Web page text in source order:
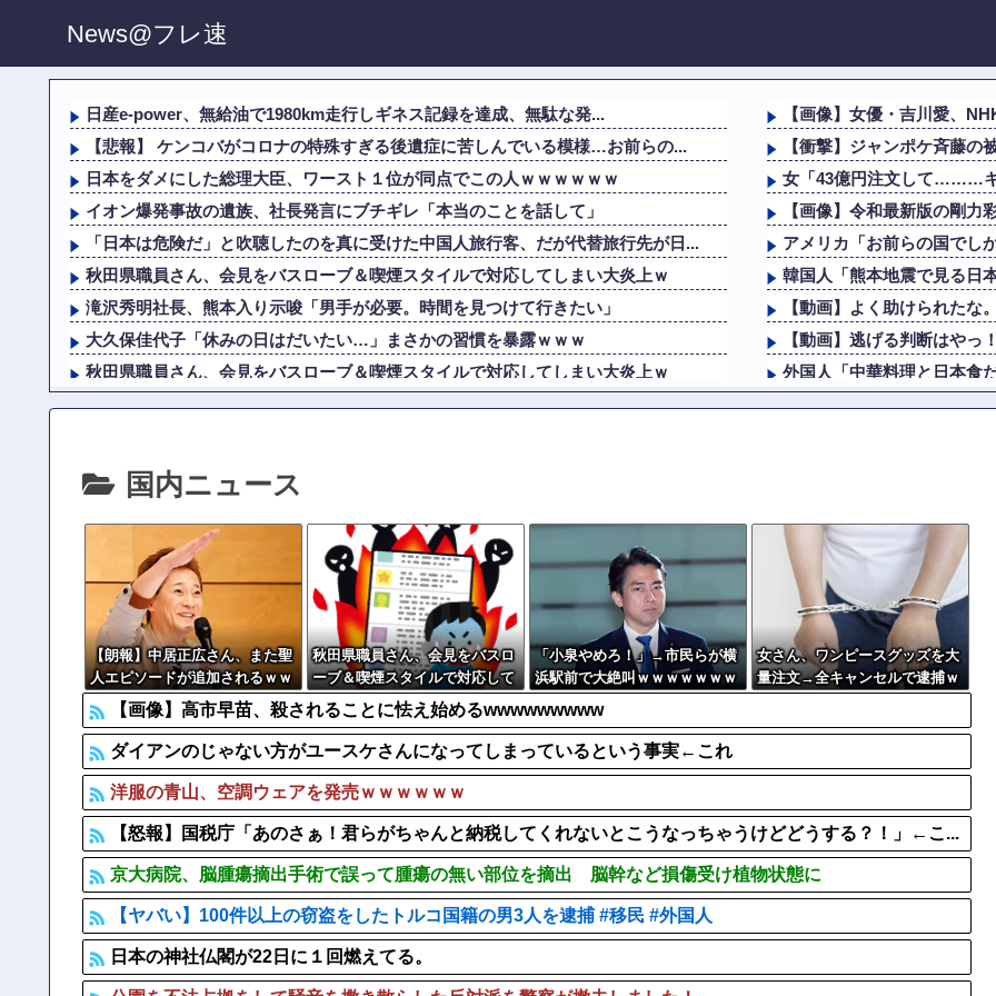
News@フレ速
日産e-power、無給油で1980km走行しギネス記録を達成、無駄な発...
【悲報】 ケンコバがコロナの特殊すぎる後遺症に苦しんでいる模様…お前らの...
日本をダメにした総理大臣、ワースト１位が同点でこの人ｗｗｗｗｗｗ
イオン爆発事故の遺族、社長発言にブチギレ「本当のことを話して」
「日本は危険だ」と吹聴したのを真に受けた中国人旅行客、だが代替旅行先が日...
秋田県職員さん、会見をバスローブ＆喫煙スタイルで対応してしまい大炎上ｗ
滝沢秀明社長、熊本入り示唆「男手が必要。時間を見つけて行きたい」
大久保佳代子「休みの日はだいたい…」まさかの習慣を暴露ｗｗｗ
秋田県職員さん、会見をバスローブ＆喫煙スタイルで対応してしまい大炎上ｗ
滝沢秀明社長、熊本入り示唆「男手が必要。時間を見つけて行きたい」
【悲報】 ケンコバがコロナの特殊すぎる後遺症に苦しんでいる模様…お前らの...
激混みのはずの東京駅で鍵が空いているコインロッカーが散見、「ラッキー」と...
【動画】 女さん「男ってこういうので興奮するんでしょ？」→何かがおかしい...
【画像】女優・吉川愛、
【衝撃】ジャンポケ斉藤
女「43億円注文して………
【画像】令和最新版の剛
アメリカ「お前らの国でし
韓国人「熊本地震で見る日
【動画】よく助けられたな
【動画】逃げる判断はや
外国人「中華料理と日本食
海外「素晴らしい！」日本
島倉りか様、モッツァレラ
【画像】思わず保存した
【驚愕】マチアプで会った
【画像】セクシー女優・白
国内ニュース
【朗報】中居正広さん、また聖
人エピソードが追加されるｗｗ
ｗｗｗ
秋田県職員さん、会見をバスロ
ーブ＆喫煙スタイルで対応して
しまい大炎上ｗ
「小泉やめろ！」→市民らが横
浜駅前で大絶叫ｗｗｗｗｗｗｗ
女さん、ワンピースグッズを大
量注文→全キャンセルで逮捕ｗ
【画像】高市早苗、殺されることに怯え始めるwwwwwwwww
ダイアンのじゃない方がユースケさんになってしまっているという事実←これ
洋服の青山、空調ウェアを発売ｗｗｗｗｗｗ
【怒報】国税庁「あのさぁ！君らがちゃんと納税してくれないとこうなっちゃうけどどうする？！」←こ...
京大病院、脳腫瘍摘出手術で誤って腫瘍の無い部位を摘出 脳幹など損傷受け植物状態に
【ヤバい】100件以上の窃盗をしたトルコ国籍の男3人を逮捕 #移民 #外国人
日本の神社仏閣が22日に１回燃えてる。